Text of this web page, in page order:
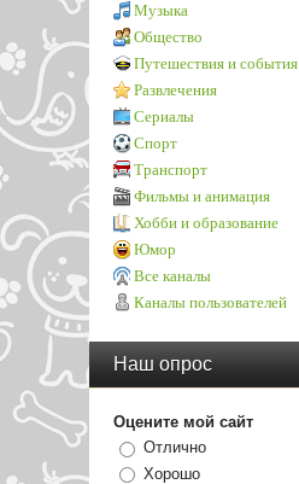
Музыка
Общество
Путешествия и события
Развлечения
Сериалы
Спорт
Транспорт
Фильмы и анимация
Хобби и образование
Юмор
Все каналы
Каналы пользователей
Наш опрос
Оцените мой сайт
Отлично
Хорошо